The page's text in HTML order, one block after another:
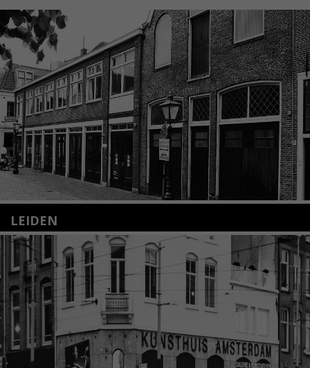
LEIDEN
Nieuwstraat 35
2312 KA Leiden
+31(0)71 – 52 84 480
info@kunsthuisleiden.nl
Lees meer